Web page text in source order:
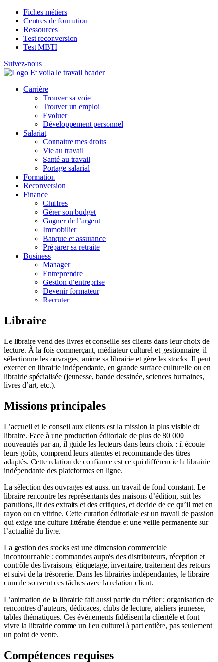
Fiches métiers
Centres de formation
Ressources
Test reconversion
Test MBTI
Suivez-nous
Carrière
Trouver sa voie
Trouver un emploi
Evoluer
Développement personnel
Salariat
Connaitre mes droits
Vie au travail
Santé au travail
Portage salarial
Formation
Reconversion
Finance
Chiffres
Gérer son budget
Gagner de l’argent
Immobilier
Banque et assurance
Préparer sa retraite
Business
Manager
Entreprendre
Gestion d’entreprise
Devenir formateur
Recruter
Libraire
Le libraire vend des livres et conseille ses clients dans leur choix de
lecture. À la fois commerçant, médiateur culturel et gestionnaire, il
sélectionne les ouvrages, anime sa librairie et gère les stocks. Il peut
exercer en librairie indépendante, en grande surface culturelle ou en
librairie spécialisée (jeunesse, bande dessinée, sciences humaines,
livres d’art, etc.).
Missions principales
L’accueil et le conseil aux clients est la mission la plus visible du
libraire. Face à une production éditoriale de plus de 80 000
nouveautés par an, il guide les lecteurs dans leurs choix : il écoute
leurs goûts, comprend leurs attentes et recommande des titres
adaptés. Cette relation de confiance est ce qui différencie la librairie
indépendante des plateformes en ligne.
La sélection des ouvrages est aussi un travail de fond constant. Le
libraire rencontre les représentants des maisons d’édition, suit les
parutions, lit des extraits et des critiques, et décide de ce qu’il met en
rayon ou en vitrine. Cette curation éditoriale est un travail de passion
qui exige une culture littéraire étendue et une veille permanente sur
l’actualité du livre.
La gestion des stocks est une dimension commerciale
incontournable : commandes auprès des distributeurs, réception et
contrôle des livraisons, étiquetage, inventaire, traitement des retours
et suivi de la trésorerie. Dans les librairies indépendantes, le libraire
cumule souvent ces tâches avec la relation client.
L’animation de la librairie fait aussi partie du métier : organisation de
rencontres d’auteurs, dédicaces, clubs de lecture, ateliers jeunesse,
tables thématiques. Ces événements fidélisent la clientèle et font
vivre la librairie comme un lieu culturel à part entière, pas seulement
un point de vente.
Compétences requises